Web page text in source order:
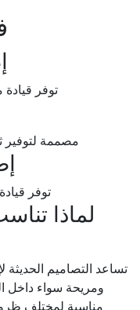
توفر
مصممة لتوفير
توفر
لماذا
تساعد التصاميم
ومريحة سواء داخل
مناسبة لمختلف